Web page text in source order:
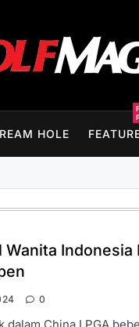
HOLE
Indonesia
0